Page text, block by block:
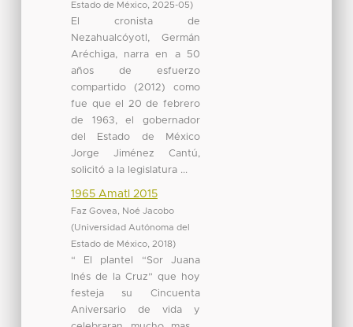
Estado de México, 2025-05)
El cronista de
Nezahualcóyotl, Germán
Aréchiga, narra en a 50
años de esfuerzo
compartido (2012) como
fue que el 20 de febrero
de 1963, el gobernador
del Estado de México
Jorge Jiménez Cantú,
solicitó a la legislatura ...
1965 Amatl 2015
Faz Govea, Noé Jacobo
(Universidad Autónoma del
Estado de México, 2018)
“ El plantel “Sor Juana
Inés de la Cruz” que hoy
festeja su Cincuenta
Aniversario de vida y